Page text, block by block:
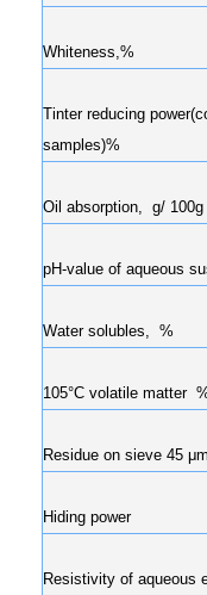
Whiteness,%
Tinter reducing
samples)%
Oil absorption, g/ 100g
pH-value of aqueous
Water solubles, %
105°C volatile matter
Residue on sieve 45
Hiding power
Resistivity of aqueous